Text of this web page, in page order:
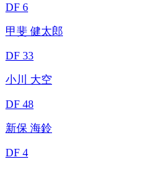
DF 6
甲斐 健太郎
DF 33
小川 大空
DF 48
新保 海鈴
DF 4